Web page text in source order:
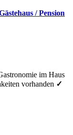
/ Pension
im Haus
vorhanden ✓